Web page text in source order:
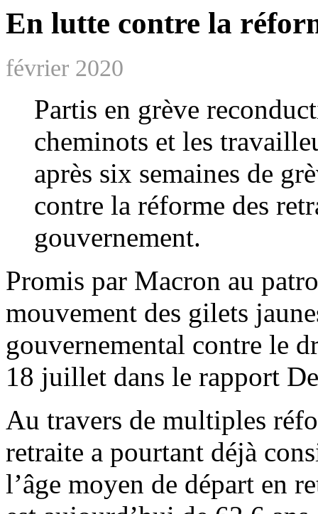
En lutte contre la
février 2020
Partis en grève
cheminots et les
après six semaines de
contre la réforme des
gouvernement.
Promis par Macron au
mouvement des gilets
gouvernemental contre le
18 juillet dans le rapport
Au travers de multiples
retraite a pourtant déjà
l’âge moyen de départ en